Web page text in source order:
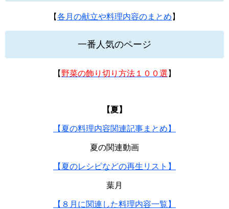
【各月の献立や料理内容のまとめ 】
一番人気のページ
【 野菜の飾り切り方法１００選 】
【夏】
【夏の料理内容関連記事まとめ】
夏の関連動画
【夏のレシピなどの再生リスト】
葉月
【８月に関連した料理内容一覧】